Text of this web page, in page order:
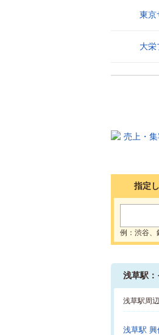
東京
大栄
指定
例：渋谷、
浅草駅
浅草駅周
浅草駅